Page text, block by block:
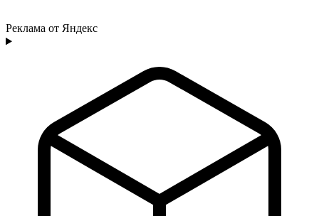
Реклама от Яндекс